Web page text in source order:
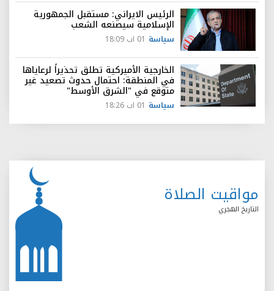
الرئيس الايراني: مستقبل الجمهورية
الإسلامية سيصنعه الشعب
سياسة 01 اب 18:09
الخارجية الأميركية تطلق تحذيراً لرعاياها
في المنطقة: احتمال حدوث تصعيد غير
متوقع في "الشرق الأوسط"
سياسة 01 اب 18:26
مواقيت الصلاة
التاريخ الهجري